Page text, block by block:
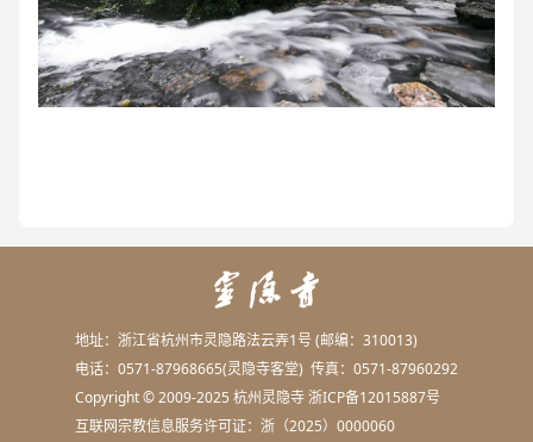
地址：浙江省杭州市灵隐路法云弄1号 (邮编：310013)
电话：0571-87968665(灵隐寺客堂) 传真：0571-87960292
Copyright © 2009-2025 杭州灵隐寺浙ICP备12015887号
互联网宗教信息服务许可证：浙（2025）0000060